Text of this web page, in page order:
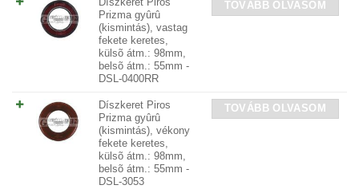
Díszkeret Piros
Prizma gyûrû
(kismintás), vastag
fekete keretes,
külsõ átm.: 98mm,
belsõ átm.: 55mm -
DSL-0400RR
TOVÁBB OLVASOM
Díszkeret Piros
Prizma gyûrû
(kismintás), vékony
fekete keretes,
külsõ átm.: 98mm,
belsõ átm.: 55mm -
DSL-3053
TOVÁBB OLVASOM